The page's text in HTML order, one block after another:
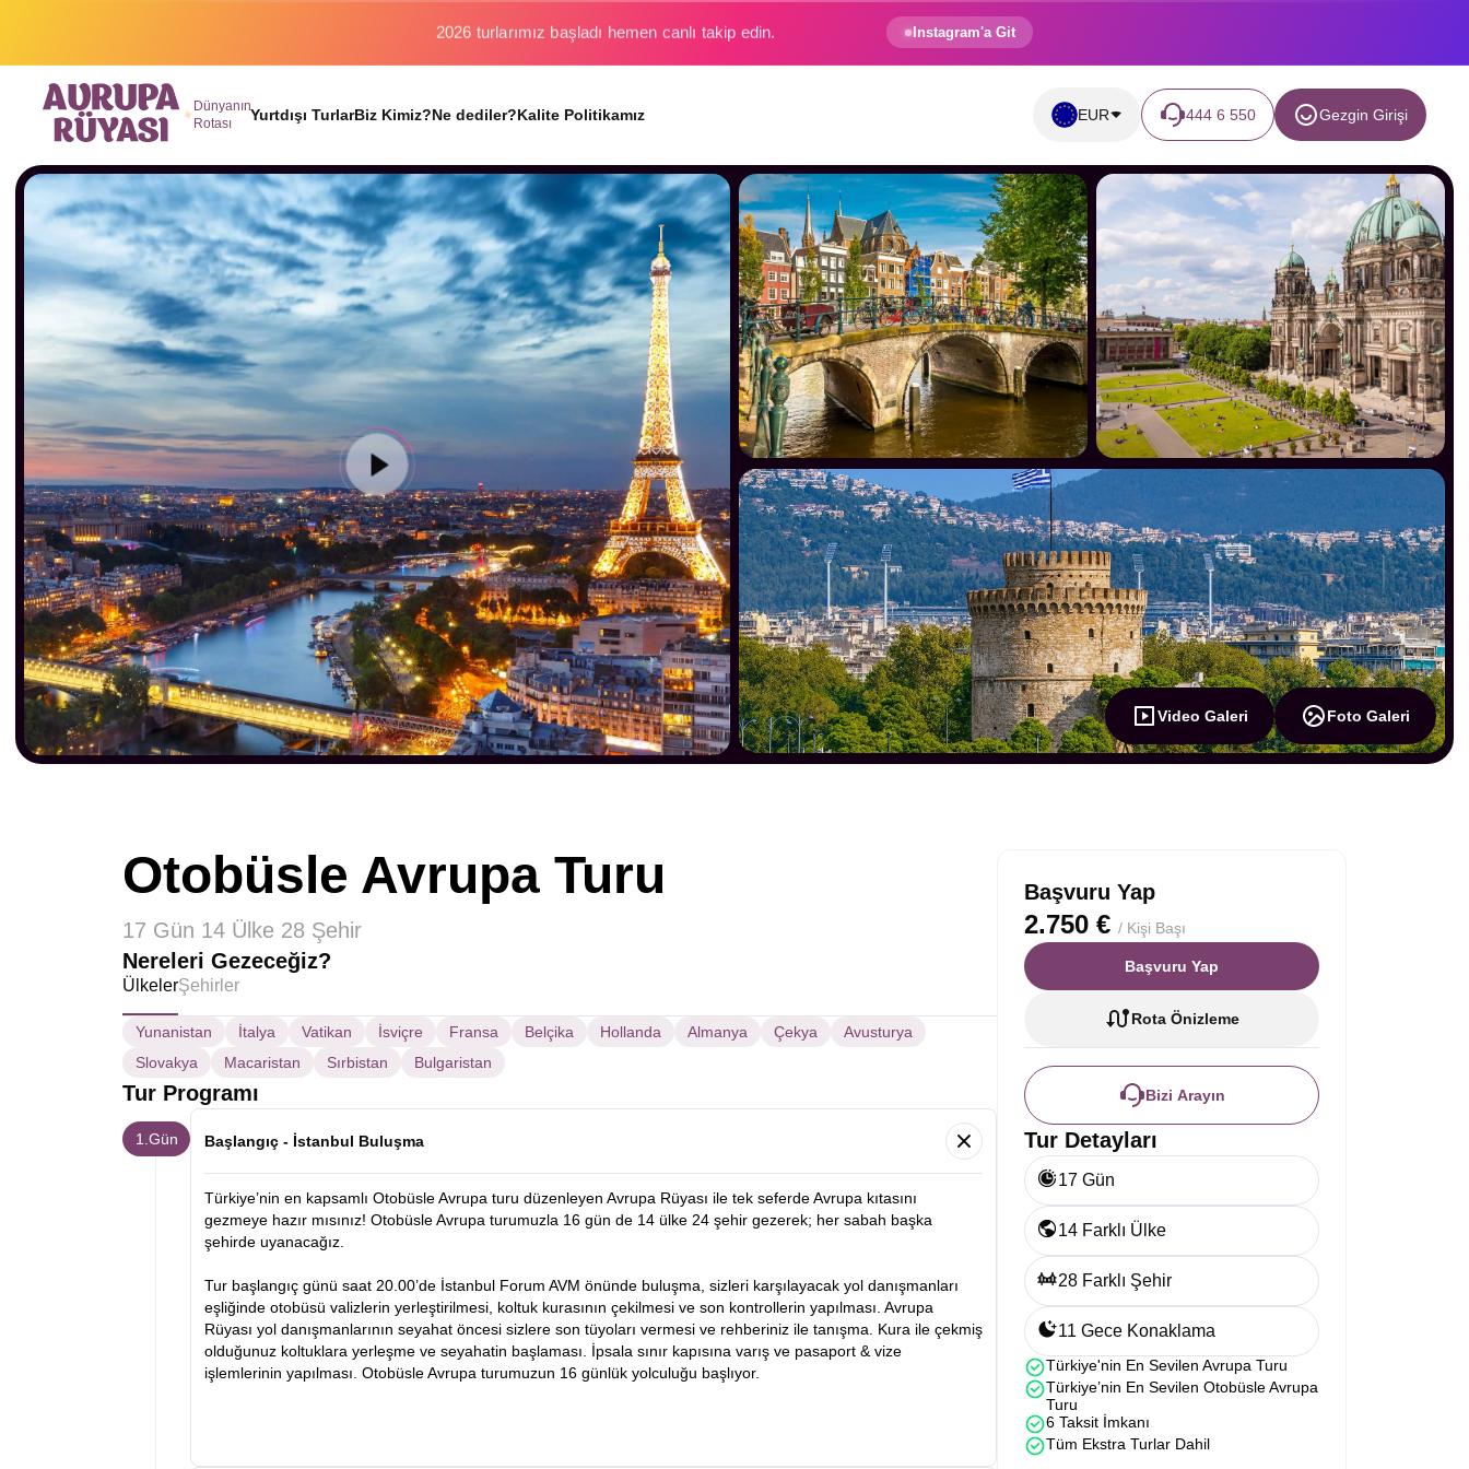
Binlerce gezginin hayali gerçek oluyor. Instagram'a Git
Dünyanın
Rotası
Yurtdışı TurlarBiz Kimiz?Ne dediler?Kalite Politikamız EUR 444 6 550 Gezgin Girişi
Video Galeri Foto Galeri
Otobüsle Avrupa Turu
17 Gün 14 Ülke 28 Şehir
Nereleri Gezeceğiz?
ÜlkelerŞehirler
Yunanistan İtalya Vatikan İsviçre Fransa Belçika Hollanda Almanya Çekya
Avusturya
Slovakya
Macaristan Sırbistan Bulgaristan
Tur Programı
1.Gün Başlangıç - İstanbul Buluşma
Türkiye’nin en kapsamlı Otobüsle Avrupa turu düzenleyen Avrupa Rüyası ile tek seferde Avrupa kıtasını
gezmeye hazır mısınız! Otobüsle Avrupa turumuzla 16 gün de 14 ülke 24 şehir gezerek; her sabah başka
şehirde uyanacağız.
Tur başlangıç günü saat 20.00’de İstanbul Forum AVM önünde buluşma, sizleri karşılayacak yol danışmanları
eşliğinde otobüsü valizlerin yerleştirilmesi, koltuk kurasının çekilmesi ve son kontrollerin yapılması. Avrupa
Rüyası yol danışmanlarının seyahat öncesi sizlere son tüyoları vermesi ve rehberiniz ile tanışma. Kura ile çekmiş
olduğunuz koltuklara yerleşme ve seyahatin başlaması. İpsala sınır kapısına varış ve pasaport & vize
işlemlerinin yapılması. Otobüsle Avrupa turumuzun 16 günlük yolculuğu başlıyor.
Başvuru Yap
2.750 € / Kişi Başı
Başvuru Yap
Rota Önizleme
Bizi Arayın
Tur Detayları
17 Gün
14 Farklı Ülke
28 Farklı Şehir
11 Gece Konaklama
Türkiye'nin En Sevilen Avrupa Turu
Türkiye’nin En Sevilen Otobüsle Avrupa
Turu
6 Taksit İmkanı
Tüm Ekstra Turlar Dahil